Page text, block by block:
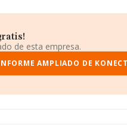
de esta empresa.
AMPLIADO DE